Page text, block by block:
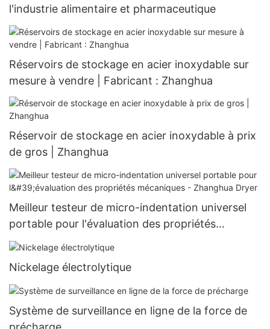
l'industrie alimentaire et pharmaceutique
Réservoirs de stockage en acier inoxydable sur
mesure à vendre | Fabricant : Zhanghua
Réservoir de stockage en acier inoxydable à prix
de gros | Zhanghua
Meilleur testeur de micro-indentation universel
portable pour l'évaluation des propriétés
mécaniques - Zhanghua Dryer
Nickelage électrolytique
Système de surveillance en ligne de la force de